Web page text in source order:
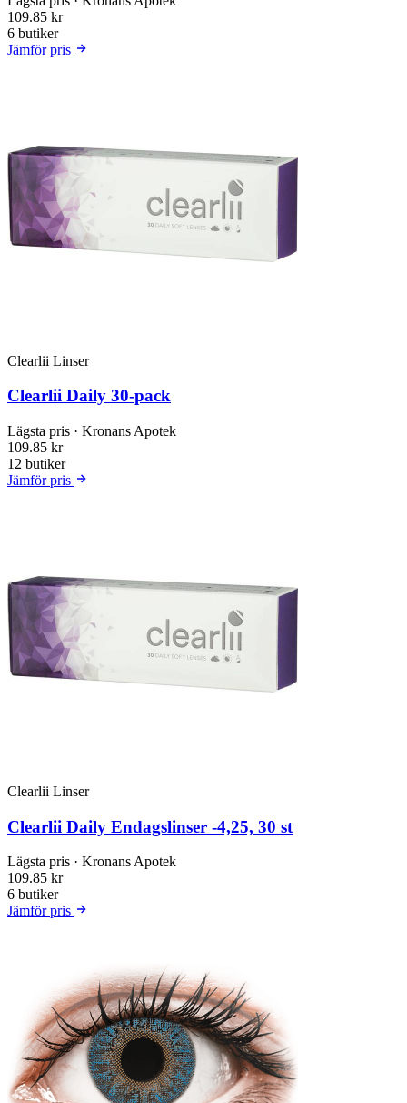
109.85 kr
6 butiker
Jämför pris
Clearlii Linser
Clearlii Daily 30-pack
Lägsta pris · Kronans Apotek
109.85 kr
12 butiker
Jämför pris
Clearlii Linser
Clearlii Daily Endagslinser -4,25, 30 st
Lägsta pris · Kronans Apotek
109.85 kr
6 butiker
Jämför pris